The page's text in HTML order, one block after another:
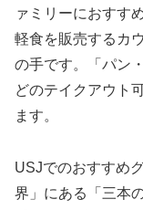
ァミリーにおすす
軽食を販売するカ
の手です。「パン
どのテイクアウト
ます。
USJでのおすすめ
界」にある「三本